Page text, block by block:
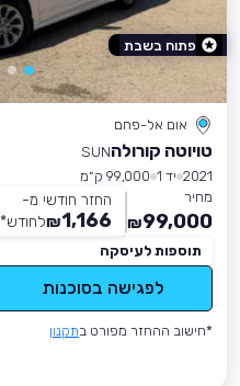
אום אל-פחם
טויוטה קורולהSUN
2021 יד 1
99,000 ק״מ
מחיר
99,000
₪
החזר חודשי מ-
1,166
₪לחודש*
תוספות לעיסקה
לפגישה בסוכנות
*חישוב ההחזר מפורט בתקנון
פתוח בשבת